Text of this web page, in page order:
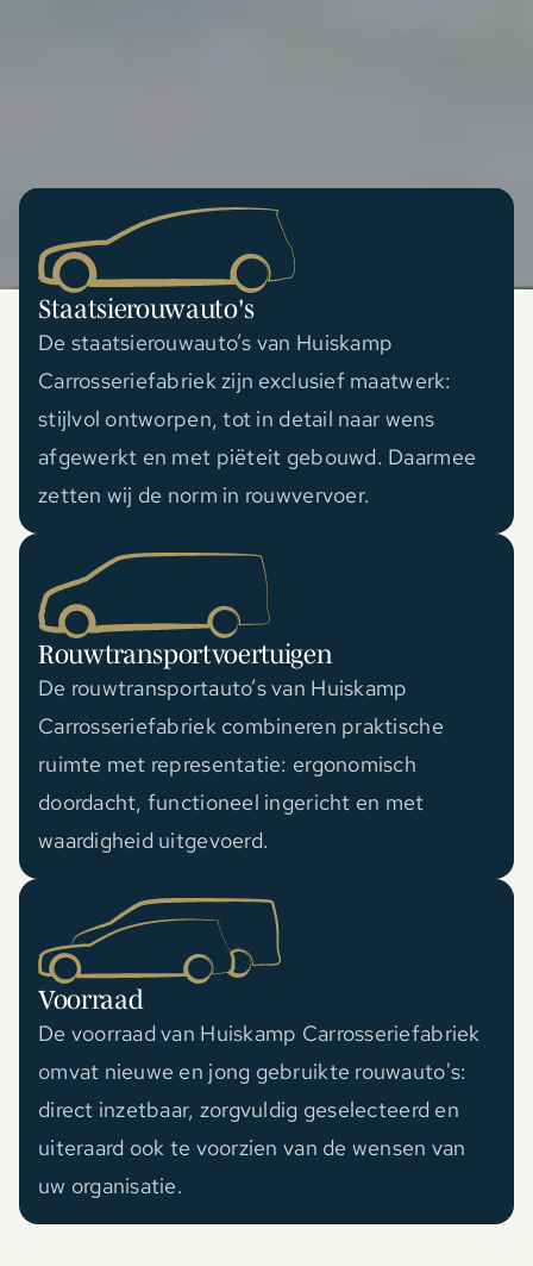
Staatsierouwauto's
De staatsierouwauto’s van Huiskamp
Carrosseriefabriek zijn exclusief maatwerk:
stijlvol ontworpen, tot in detail naar wens
afgewerkt en met piëteit gebouwd. Daarmee
zetten wij de norm in rouwvervoer.
Rouwtransportvoertuigen
De rouwtransportauto’s van Huiskamp
Carrosseriefabriek combineren praktische
ruimte met representatie: ergonomisch
doordacht, functioneel ingericht en met
waardigheid uitgevoerd.
Voorraad
De voorraad van Huiskamp Carrosseriefabriek
omvat nieuwe en jong gebruikte rouwauto's:
direct inzetbaar, zorgvuldig geselecteerd en
uiteraard ook te voorzien van de wensen van
uw organisatie.